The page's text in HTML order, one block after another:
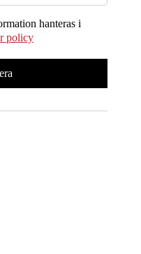
hanteras i
policy